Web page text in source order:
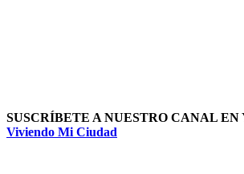
SUSCRÍBETE A NUESTRO CANAL EN
Viviendo Mi Ciudad